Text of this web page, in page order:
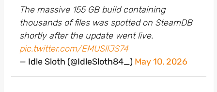
The massive 155 GB build containing
thousands of files was spotted on SteamDB
shortly after the update went live.
pic.twitter.com/EMUSllJS74
— Idle Sloth (@IdleSloth84_) May 10, 2026